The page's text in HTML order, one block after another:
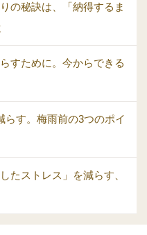
の秘訣は、「納得するま
すために。今からできる
らす。梅雨前の3つのポイ
たストレス」を減らす、